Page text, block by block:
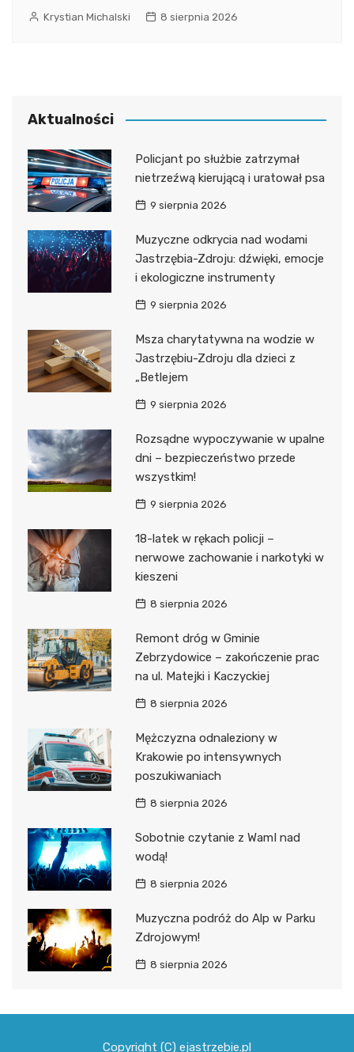
Krystian Michalski 8 sierpnia 2026
Aktualności
Policjant po służbie zatrzymał
nietrzeźwą kierującą i uratował psa
9 sierpnia 2026
Muzyczne odkrycia nad wodami
Jastrzębia-Zdroju: dźwięki, emocje
i ekologiczne instrumenty
9 sierpnia 2026
Msza charytatywna na wodzie w
Jastrzębiu-Zdroju dla dzieci z
„Betlejem
9 sierpnia 2026
Rozsądne wypoczywanie w upalne
dni – bezpieczeństwo przede
wszystkim!
9 sierpnia 2026
18-latek w rękach policji –
nerwowe zachowanie i narkotyki w
kieszeni
8 sierpnia 2026
Remont dróg w Gminie
Zebrzydowice – zakończenie prac
na ul. Matejki i Kaczyckiej
8 sierpnia 2026
Mężczyzna odnaleziony w
Krakowie po intensywnych
poszukiwaniach
8 sierpnia 2026
Sobotnie czytanie z WamI nad
wodą!
8 sierpnia 2026
Muzyczna podróż do Alp w Parku
Zdrojowym!
8 sierpnia 2026
Copyright (C) ejastrzebie.pl